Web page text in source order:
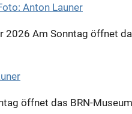
2026 Am Sonntag öffnet
öffnet das BRN-